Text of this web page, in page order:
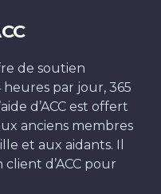
de soutien
par jour, 365
d’ACC est offert
anciens membres
et aux aidants. Il
client d’ACC pour